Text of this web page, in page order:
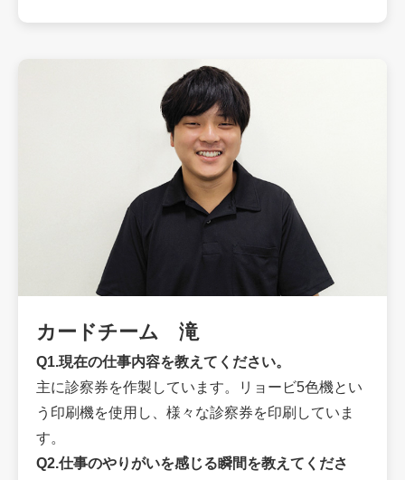
カードチーム 滝
Q1.現在の仕事内容を教えてください。
主に診察券を作製しています。リョービ5色機とい
う印刷機を使用し、様々な診察券を印刷していま
す。
Q2.仕事のやりがいを感じる瞬間を教えてくださ